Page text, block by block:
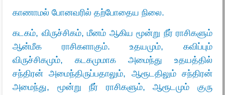
காணாமல் போனவரில் தற்போதைய நிலை.
கடகம், விருச்சிகம், மீனம் ஆகிய மூன்று நீர் ராசிகளும்
ஆன்மீக ராசிகளாகும். உதயமும், கவிப்பும்
விருச்சிகமும், கடகமுமாக அமைந்து உதயத்தில்
சந்திரன் அமைந்திருப்பதாலும், ஆரூடதிலும் சந்திரன்
அமைந்து, மூன்று நீர் ராசிகளும், ஆரூடமும் குரு